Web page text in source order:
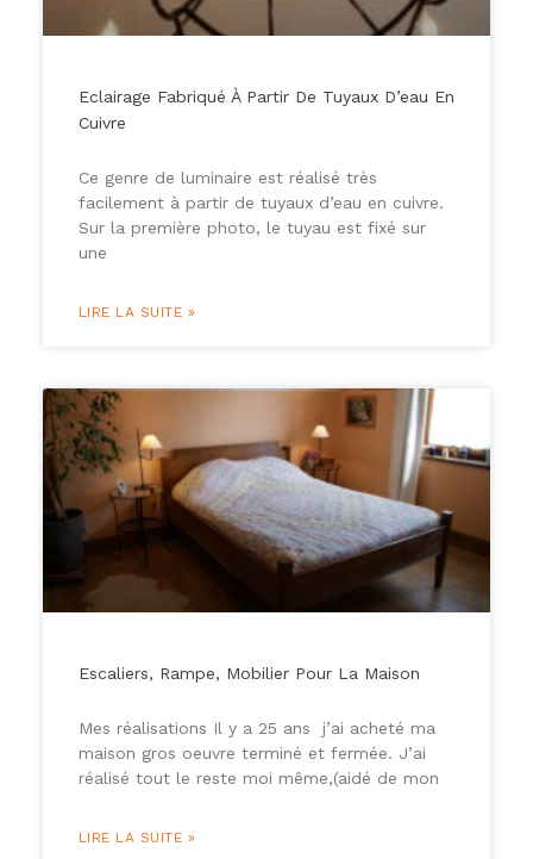
Eclairage Fabriqué À Partir De Tuyaux D’eau En
Cuivre
Ce genre de luminaire est réalisé très
facilement à partir de tuyaux d’eau en cuivre.
Sur la première photo, le tuyau est fixé sur
une
LIRE LA SUITE »
Escaliers, Rampe, Mobilier Pour La Maison
Mes réalisations Il y a 25 ans j’ai acheté ma
maison gros oeuvre terminé et fermée. J’ai
réalisé tout le reste moi même,(aidé de mon
LIRE LA SUITE »